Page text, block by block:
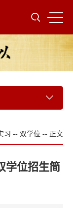
习 -- 双学位 -- 正文
学位招生简